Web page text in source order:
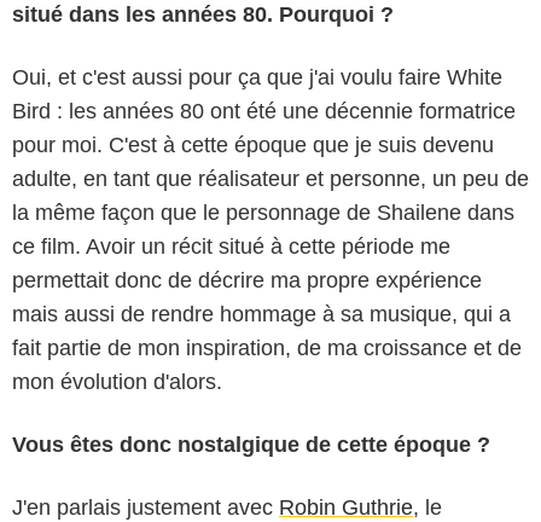
situé dans les années 80. Pourquoi ?
Oui, et c'est aussi pour ça que j'ai voulu faire White
Bird : les années 80 ont été une décennie formatrice
pour moi. C'est à cette époque que je suis devenu
adulte, en tant que réalisateur et personne, un peu de
la même façon que le personnage de Shailene dans
ce film. Avoir un récit situé à cette période me
permettait donc de décrire ma propre expérience
mais aussi de rendre hommage à sa musique, qui a
fait partie de mon inspiration, de ma croissance et de
mon évolution d'alors.
Vous êtes donc nostalgique de cette époque ?
J'en parlais justement avec Robin Guthrie, le